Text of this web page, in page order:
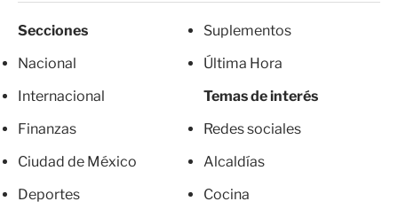
Secciones
Nacional
Internacional
Finanzas
Ciudad de México
Deportes
Suplementos
Última Hora
Temas de interés
Redes sociales
Alcaldías
Cocina